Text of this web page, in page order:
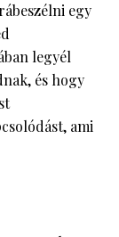
egy
legyél
és hogy
ami